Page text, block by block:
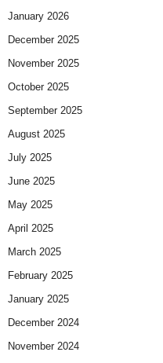
January 2026
December 2025
November 2025
October 2025
September 2025
August 2025
July 2025
June 2025
May 2025
April 2025
March 2025
February 2025
January 2025
December 2024
November 2024